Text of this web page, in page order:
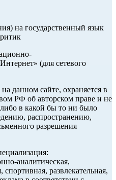
на государственный язык
(для сетевого
данном сайте, охраняется в
РФ об авторском праве и не
в какой бы то ни было
распространению,
разрешения
аналитическая,
спортивная, развлекательная,